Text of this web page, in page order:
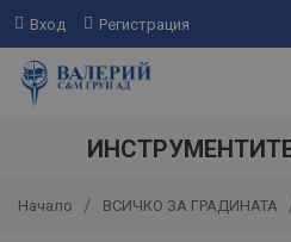
Вход Регистрация
Начало ВСИЧКО ЗА ГРАДИНАТА